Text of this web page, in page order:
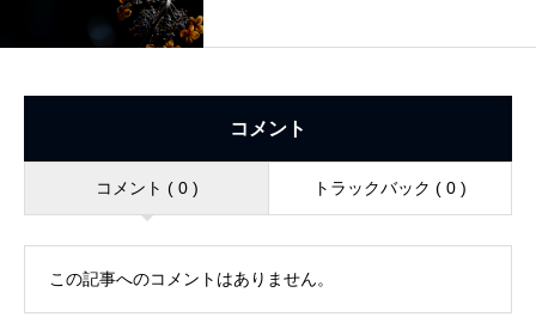
コメント
コメント ( 0 ) トラックバック ( 0 )
この記事へのコメントはありません。